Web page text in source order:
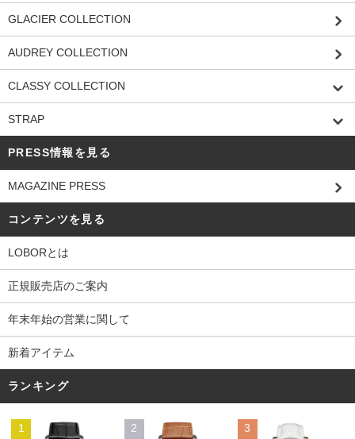
GLACIER COLLECTION
AUDREY COLLECTION
CLASSY COLLECTION
STRAP
PRESS情報を見る
MAGAZINE PRESS
コンテンツを見る
LOBORとは
正規販売店のご案内
年末年始の営業に関して
新着アイテム
ランキング
1 2 3